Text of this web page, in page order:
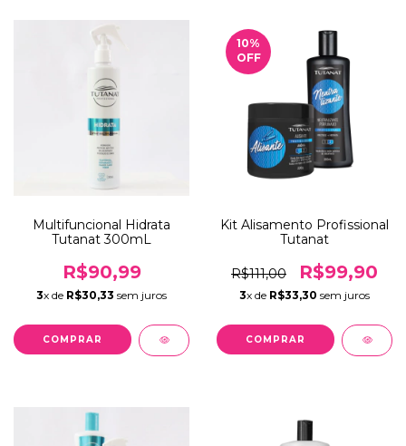
Multifuncional Hidrata
Tutanat 300mL
R$90,99
3x de R$30,33 sem juros
10%
OFF
Kit Alisamento Profissional
Tutanat
R$111,00 R$99,90
3x de R$33,30 sem juros